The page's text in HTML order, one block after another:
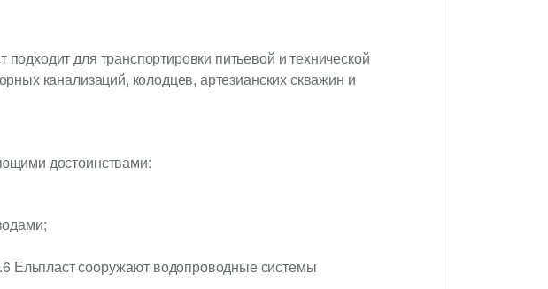
для транспортировки питьевой и технической
канализаций, колодцев, артезианских скважин и
достоинствами:
Ельпласт сооружают водопроводные системы